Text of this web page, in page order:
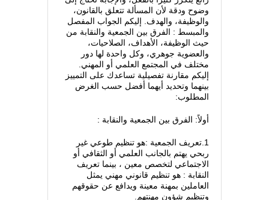
وضوح ودقة لأن المسألة تتعلق بالقانون،
والوظيفة، والهدف. إليكم الجواب المفصل
والمبسط : الفرق بين الجمعية والنقابة من
حيث الوظيفة، الأهداف، الصلاحيات،
والعضوية جوهري، وكل واحدة لها دور
مختلف في المجتمع العلمي أو المهني.
إليكم مقارنة تفصيلية تساعدك على التمييز
بينهما وتحديد أيهما أفضل حسب الغرض
المطلوب:
أولاً: الفرق بين الجمعية والنقابة :
1.تعريف الجمعية :هو تنظيم طوعي غير
ربحي يهتم بالجانب العلمي أو الثقافي أو
الاجتماعي لتخصص معين ، بينما تعريف
النقابة : هو تنظيم قانوني مهني يمثل
العاملين بمهنة معينة ويدافع عن حقوقهم
وتنظيم شؤون مهنتهم.